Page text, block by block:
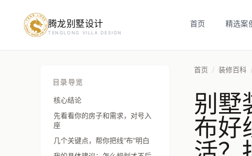
腾龙别墅设计
TENGLONG VILLA DESIGN
首页 精选案
目录导览
核心结论
先看看你的房子和需求，对号入
座
几个关键点，帮你把线“布”明白
首页 / 装修百科 /
别墅
布好
预约设计咨询
房屋面积（㎡）